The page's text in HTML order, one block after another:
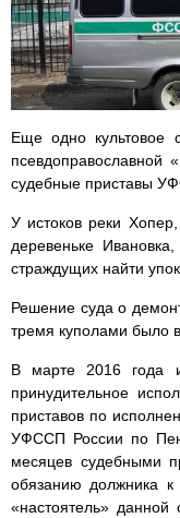
Еще одно культовое
псевдоправославной
судебные приставы
У истоков реки
деревеньке
страждущих найти
Решение суда о
тремя куполами было
В марте 2016 года
принудительное
приставов по
УФССП России по
месяцев судебными
обязанию должника к
«настоятель»